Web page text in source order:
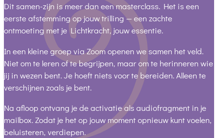
Dit samen-zijn is meer dan een masterclass. Het is een
eerste afstemming op jouw trilling — een zachte
ontmoeting met je Lichtkracht, jouw essentie.
In een kleine groep via Zoom openen we samen het veld.
Niet om te leren of te begrijpen, maar om te herinneren wie
jij in wezen bent. Je hoeft niets voor te bereiden. Alleen te
verschijnen zoals je bent.
Na afloop ontvang je de activatie als audiofragment in je
mailbox. Zodat je het op jouw moment opnieuw kunt voelen,
beluisteren, verdiepen.